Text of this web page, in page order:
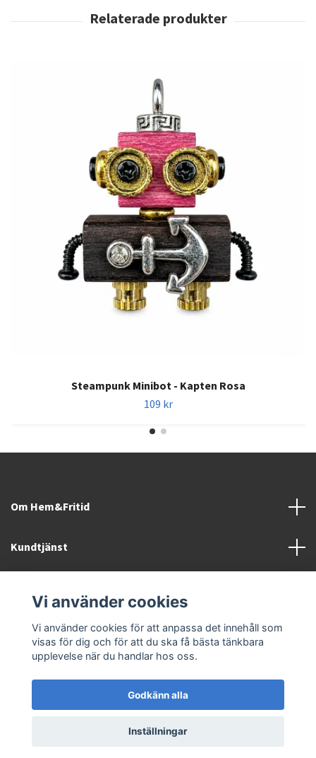
Steampunk Minibot - Kapten Rosa
109 kr
Om Hem&Fritid
Kundtjänst
Sociala medier
© 2026 Hem&Fritid i Sävsjö AB
Vi använder cookies
Vi använder cookies för att anpassa det innehåll som
visas för dig och för att du ska få bästa tänkbara
upplevelse när du handlar hos oss.
Godkänn alla
Inställningar